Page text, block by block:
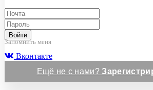
Войти
Запомнить меня
Вконтакте
Ещё не с нами?